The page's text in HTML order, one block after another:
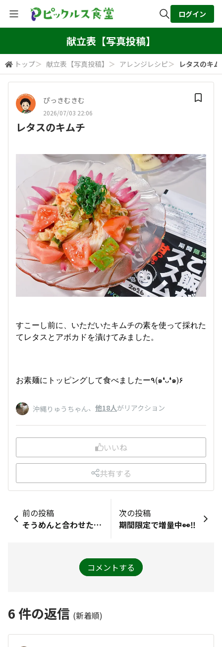
検索
ログイン
献立表【写真投稿】
トップ＞ 献立表【写真投稿】 ＞ アレンジレシピ＞ レタスのキ
ぴっきむきむ
2026/07/03 22:06
レタスのキムチ
すこーし前に、いただいたキムチの素を使って採れた
てレタスとアボカドを漬けてみました。
お素麺にトッピングして食べましたー٩(๑❛ᴗ❛๑)۶
沖縄りゅうちゃん、 他18人がリアクション
いいね
共有する
前の投稿
そうめんと合わせたいです
次の投稿
期間限定で増量中👀‼️
コメントする
6 件の返信 (新着順)